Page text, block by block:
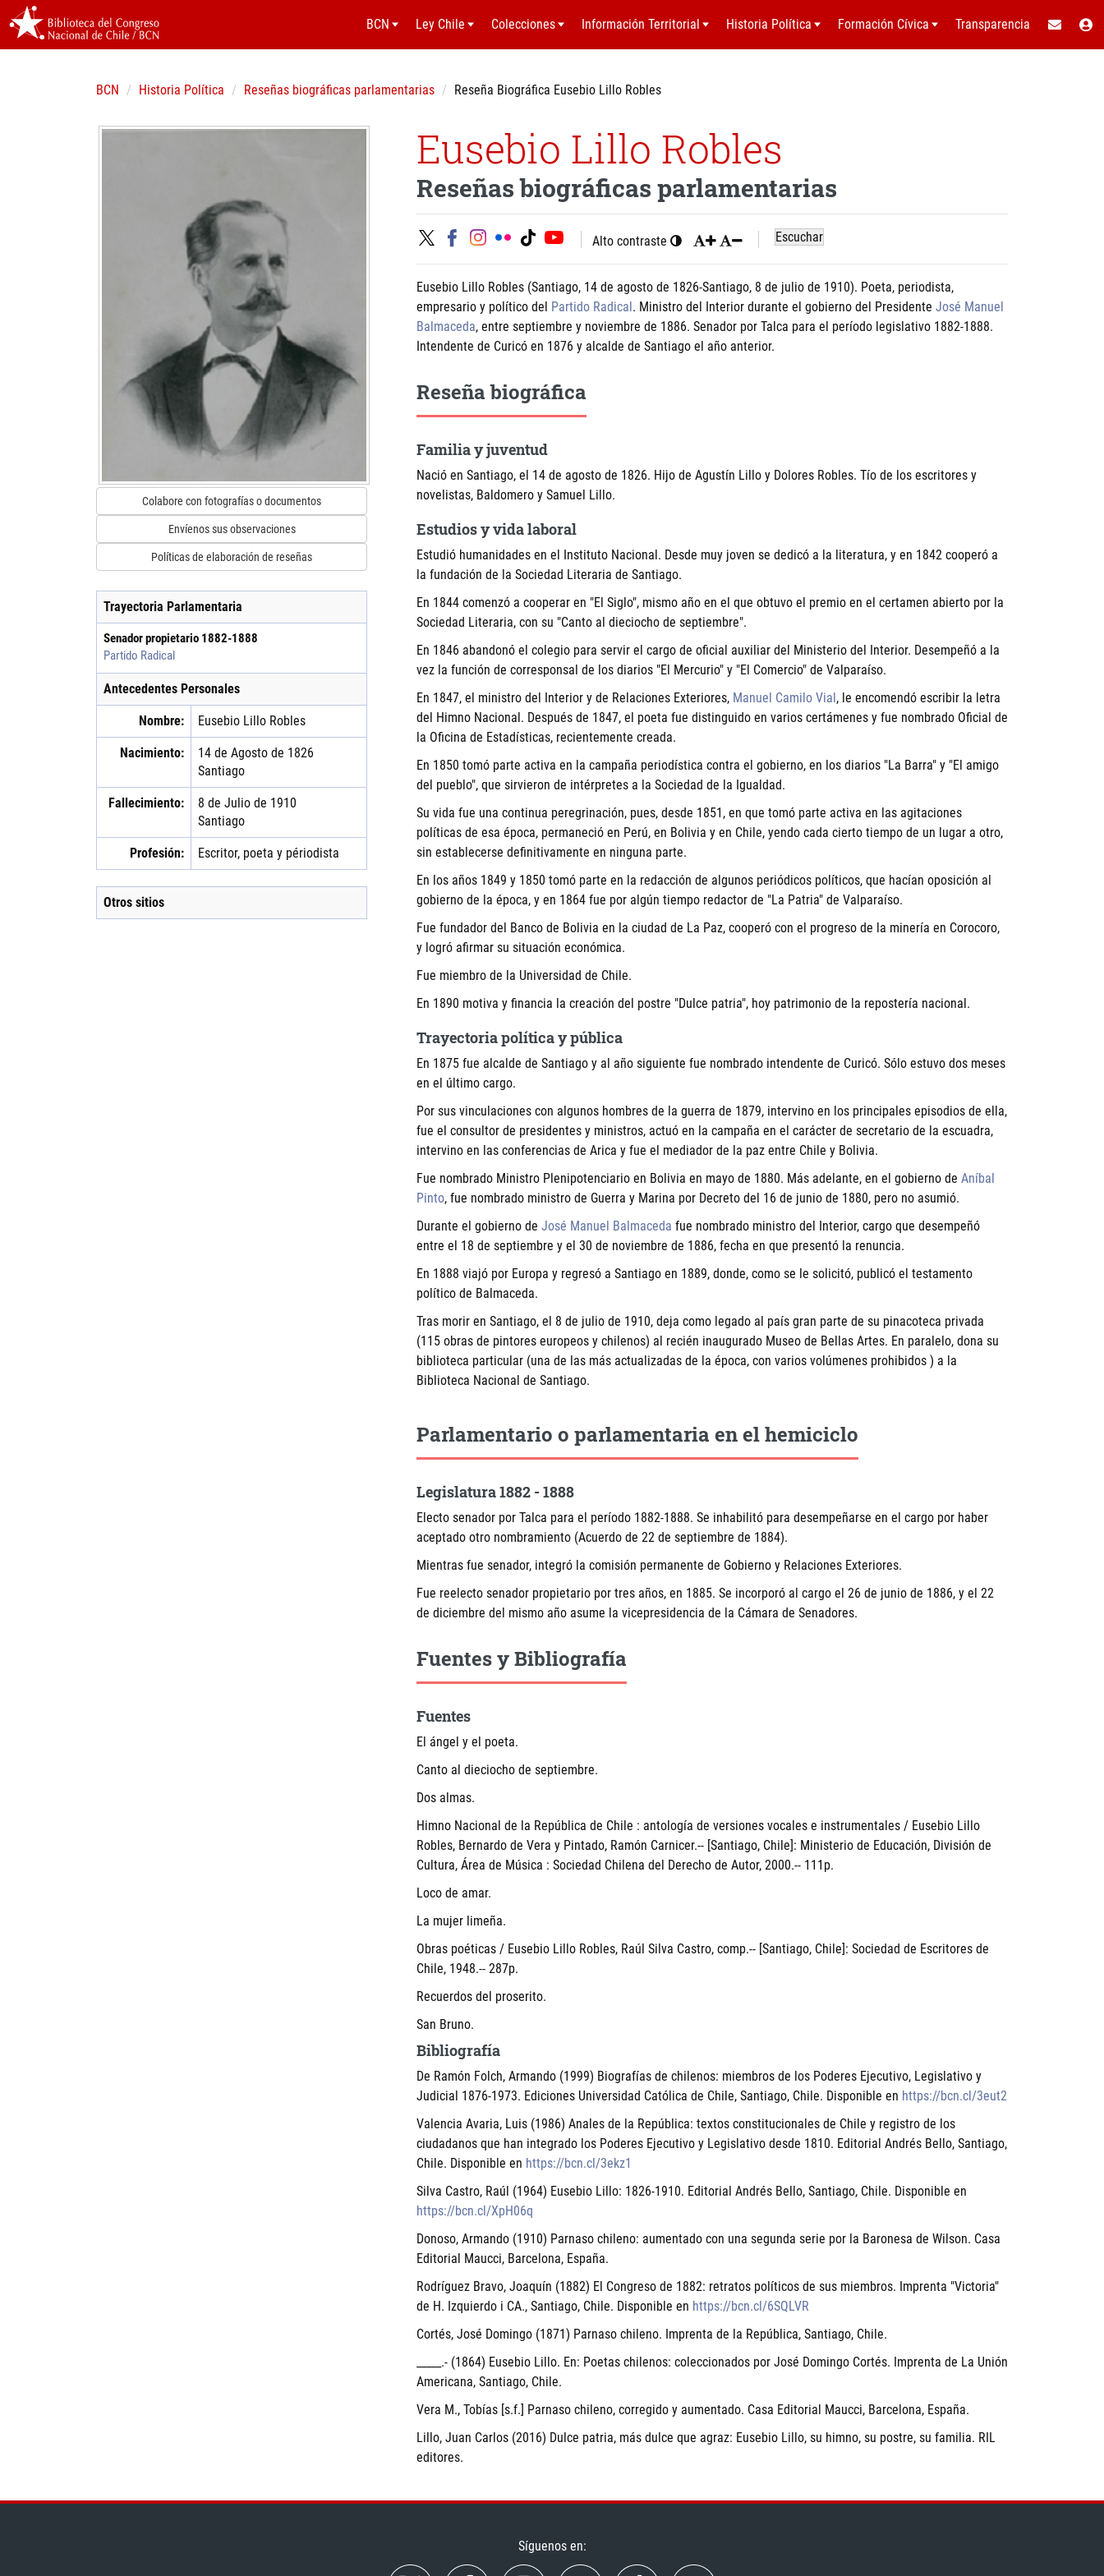
BCN Ley Chile Colecciones Información Territorial Historia Política Formación Cívica Transparencia
BCN Historia Política Reseñas biográficas parlamentarias Reseña Biográfica Eusebio Lillo Robles
Colabore con fotografías o documentos
Envíenos sus observaciones
Políticas de elaboración de reseñas
Trayectoria Parlamentaria
Senador propietario 1882-1888
Partido Radical
Antecedentes Personales
Nombre: Eusebio Lillo Robles
Nacimiento:
14 de Agosto de 1826
Santiago
Fallecimiento:
8 de Julio de 1910
Santiago
Profesión: Escritor, poeta y périodista
Otros sitios
Eusebio Lillo Robles
Reseñas biográficas parlamentarias
Alto contraste Escuchar
Eusebio Lillo Robles (Santiago, 14 de agosto de 1826-Santiago, 8 de julio de 1910). Poeta, periodista,
empresario y político del Partido Radical. Ministro del Interior durante el gobierno del Presidente José Manuel
Balmaceda, entre septiembre y noviembre de 1886. Senador por Talca para el período legislativo 1882-1888.
Intendente de Curicó en 1876 y alcalde de Santiago el año anterior.
Reseña biográfica
Familia y juventud
Nació en Santiago, el 14 de agosto de 1826. Hijo de Agustín Lillo y Dolores Robles. Tío de los escritores y
novelistas, Baldomero y Samuel Lillo.
Estudios y vida laboral
Estudió humanidades en el Instituto Nacional. Desde muy joven se dedicó a la literatura, y en 1842 cooperó a
la fundación de la Sociedad Literaria de Santiago.
En 1844 comenzó a cooperar en "El Siglo", mismo año en el que obtuvo el premio en el certamen abierto por la
Sociedad Literaria, con su "Canto al dieciocho de septiembre".
En 1846 abandonó el colegio para servir el cargo de oficial auxiliar del Ministerio del Interior. Desempeñó a la
vez la función de corresponsal de los diarios "El Mercurio" y "El Comercio" de Valparaíso.
En 1847, el ministro del Interior y de Relaciones Exteriores, Manuel Camilo Vial, le encomendó escribir la letra
del Himno Nacional. Después de 1847, el poeta fue distinguido en varios certámenes y fue nombrado Oficial de
la Oficina de Estadísticas, recientemente creada.
En 1850 tomó parte activa en la campaña periodística contra el gobierno, en los diarios "La Barra" y "El amigo
del pueblo", que sirvieron de intérpretes a la Sociedad de la Igualdad.
Su vida fue una continua peregrinación, pues, desde 1851, en que tomó parte activa en las agitaciones
políticas de esa época, permaneció en Perú, en Bolivia y en Chile, yendo cada cierto tiempo de un lugar a otro,
sin establecerse definitivamente en ninguna parte.
En los años 1849 y 1850 tomó parte en la redacción de algunos periódicos políticos, que hacían oposición al
gobierno de la época, y en 1864 fue por algún tiempo redactor de "La Patria" de Valparaíso.
Fue fundador del Banco de Bolivia en la ciudad de La Paz, cooperó con el progreso de la minería en Corocoro,
y logró afirmar su situación económica.
Fue miembro de la Universidad de Chile.
En 1890 motiva y financia la creación del postre "Dulce patria", hoy patrimonio de la repostería nacional.
Trayectoria política y pública
En 1875 fue alcalde de Santiago y al año siguiente fue nombrado intendente de Curicó. Sólo estuvo dos meses
en el último cargo.
Por sus vinculaciones con algunos hombres de la guerra de 1879, intervino en los principales episodios de ella,
fue el consultor de presidentes y ministros, actuó en la campaña en el carácter de secretario de la escuadra,
intervino en las conferencias de Arica y fue el mediador de la paz entre Chile y Bolivia.
Fue nombrado Ministro Plenipotenciario en Bolivia en mayo de 1880. Más adelante, en el gobierno de Aníbal
Pinto, fue nombrado ministro de Guerra y Marina por Decreto del 16 de junio de 1880, pero no asumió.
Durante el gobierno de José Manuel Balmaceda fue nombrado ministro del Interior, cargo que desempeñó
entre el 18 de septiembre y el 30 de noviembre de 1886, fecha en que presentó la renuncia.
En 1888 viajó por Europa y regresó a Santiago en 1889, donde, como se le solicitó, publicó el testamento
político de Balmaceda.
Tras morir en Santiago, el 8 de julio de 1910, deja como legado al país gran parte de su pinacoteca privada
(115 obras de pintores europeos y chilenos) al recién inaugurado Museo de Bellas Artes. En paralelo, dona su
biblioteca particular (una de las más actualizadas de la época, con varios volúmenes prohibidos ) a la
Biblioteca Nacional de Santiago.
Parlamentario o parlamentaria en el hemiciclo
Legislatura 1882 - 1888
Electo senador por Talca para el período 1882-1888. Se inhabilitó para desempeñarse en el cargo por haber
aceptado otro nombramiento (Acuerdo de 22 de septiembre de 1884).
Mientras fue senador, integró la comisión permanente de Gobierno y Relaciones Exteriores.
Fue reelecto senador propietario por tres años, en 1885. Se incorporó al cargo el 26 de junio de 1886, y el 22
de diciembre del mismo año asume la vicepresidencia de la Cámara de Senadores.
Fuentes y Bibliografía
Fuentes
El ángel y el poeta.
Canto al dieciocho de septiembre.
Dos almas.
Himno Nacional de la República de Chile : antología de versiones vocales e instrumentales / Eusebio Lillo
Robles, Bernardo de Vera y Pintado, Ramón Carnicer.-- [Santiago, Chile]: Ministerio de Educación, División de
Cultura, Área de Música : Sociedad Chilena del Derecho de Autor, 2000.-- 111p.
Loco de amar.
La mujer limeña.
Obras poéticas / Eusebio Lillo Robles, Raúl Silva Castro, comp.-- [Santiago, Chile]: Sociedad de Escritores de
Chile, 1948.-- 287p.
Recuerdos del proserito.
San Bruno.
Bibliografía
De Ramón Folch, Armando (1999) Biografías de chilenos: miembros de los Poderes Ejecutivo, Legislativo y
Judicial 1876-1973. Ediciones Universidad Católica de Chile, Santiago, Chile. Disponible en https://bcn.cl/3eut2
Valencia Avaria, Luis (1986) Anales de la República: textos constitucionales de Chile y registro de los
ciudadanos que han integrado los Poderes Ejecutivo y Legislativo desde 1810. Editorial Andrés Bello, Santiago,
Chile. Disponible en https://bcn.cl/3ekz1
Silva Castro, Raúl (1964) Eusebio Lillo: 1826-1910. Editorial Andrés Bello, Santiago, Chile. Disponible en
https://bcn.cl/XpH06q
Donoso, Armando (1910) Parnaso chileno: aumentado con una segunda serie por la Baronesa de Wilson. Casa
Editorial Maucci, Barcelona, España.
Rodríguez Bravo, Joaquín (1882) El Congreso de 1882: retratos políticos de sus miembros. Imprenta "Victoria"
de H. Izquierdo i CA., Santiago, Chile. Disponible en https://bcn.cl/6SQLVR
Cortés, José Domingo (1871) Parnaso chileno. Imprenta de la República, Santiago, Chile.
_____.- (1864) Eusebio Lillo. En: Poetas chilenos: coleccionados por José Domingo Cortés. Imprenta de La Unión
Americana, Santiago, Chile.
Vera M., Tobías [s.f.] Parnaso chileno, corregido y aumentado. Casa Editorial Maucci, Barcelona, España.
Lillo, Juan Carlos (2016) Dulce patria, más dulce que agraz: Eusebio Lillo, su himno, su postre, su familia. RIL
editores.
Síguenos en: